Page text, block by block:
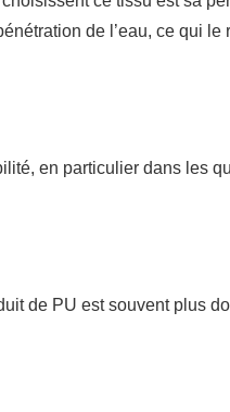
de l’eau, ce qui le
en particulier dans les
de PU est souvent plus